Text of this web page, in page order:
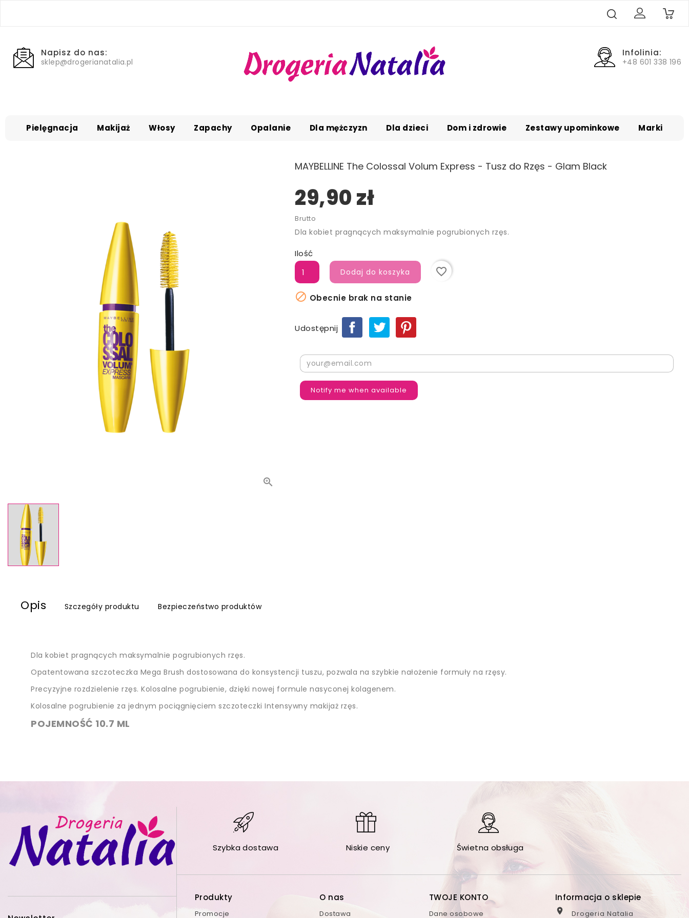
0
Infolinia:
+48 601 338 196
Napisz do nas:
sklep@drogerianatalia.pl
Pielęgnacja Makijaż Włosy Zapachy Opalanie Dla mężczyzn Dla dzieci Dom i zdrowie Zestawy upominkowe Marki

MAYBELLINE The Colossal Volum Express - Tusz do Rzęs - Glam Black
29,90 zł
Brutto
Dla kobiet pragnących maksymalnie pogrubionych rzęs.
Ilość
Dodaj do koszyka favorite_border
 Obecnie brak na stanie
Udostępnij
Notify me when available
Opis Szczegóły produktu Bezpieczeństwo produktów
Dla kobiet pragnących maksymalnie pogrubionych rzęs.
Opatentowana szczoteczka Mega Brush dostosowana do konsystencji tuszu, pozwala na szybkie nałożenie formuły na rzęsy.
Precyzyjne rozdzielenie rzęs. Kolosalne pogrubienie, dzięki nowej formule nasyconej kolagenem.
Kolosalne pogrubienie za jednym pociągnięciem szczoteczki Intensywny makijaż rzęs.
POJEMNOŚĆ 10.7 ML
Szybka dostawa Niskie ceny Świetna obsługa
Produkty
Promocje
O nas
Dostawa
TWOJE KONTO
Dane osobowe
Informacja o sklepie
 Drogeria Natalia